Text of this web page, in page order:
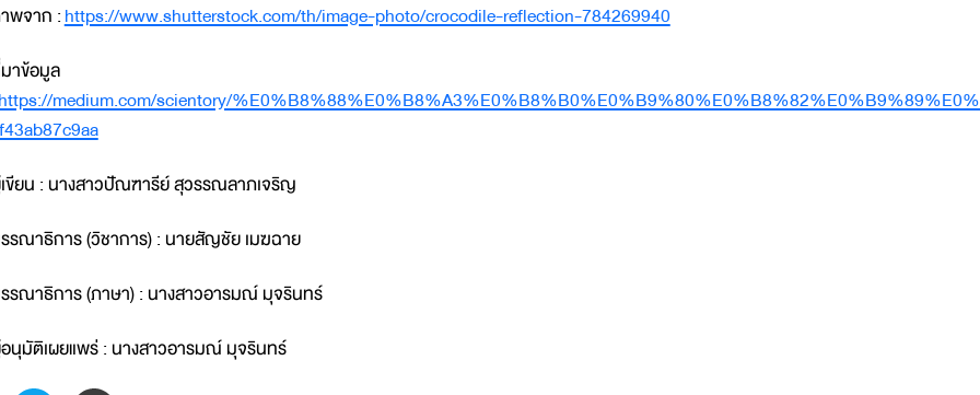
พจาก :https://www.shutterstock.com/th/image-photo/crocodile-reflection-784269940
าข้อมูล
https://medium.com/scientory/
ขียน : นางสาวปัณฑารีย์ สุวรรณลาภเจริญ
รณาธิการ (วิชาการ) : นายสัญชัย เมฆฉาย
รณาธิการ (ภาษา) : นางสาวอารมณ์ มุจรินทร์
นุมัติเผยแพร่ : นางสาวอารมณ์ มุจรินทร์